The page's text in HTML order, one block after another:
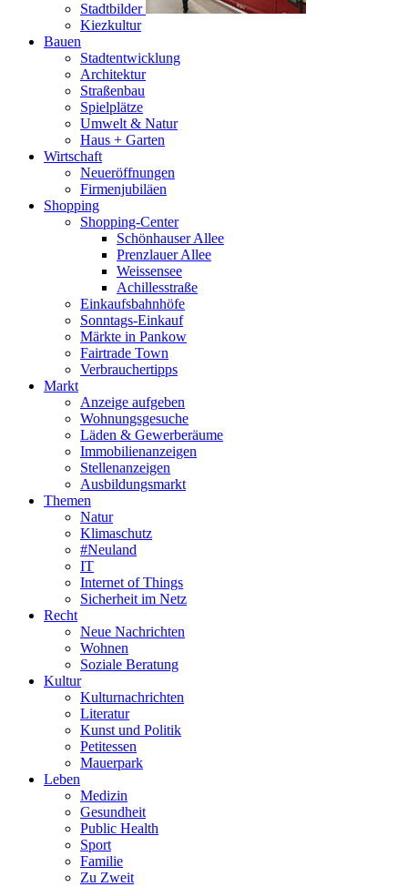
Stadtbilder
Kiezkultur
Bauen
Stadtentwicklung
Architektur
Straßenbau
Spielplätze
Umwelt & Natur
Haus + Garten
Wirtschaft
Neueröffnungen
Firmenjubiläen
Shopping
Shopping-Center
Schönhauser Allee
Prenzlauer Allee
Weissensee
Achillesstraße
Einkaufsbahnhöfe
Sonntags-Einkauf
Märkte in Pankow
Fairtrade Town
Verbrauchertipps
Markt
Anzeige aufgeben
Wohnungsgesuche
Läden & Gewerberäume
Immobilienanzeigen
Stellenanzeigen
Ausbildungsmarkt
Themen
Natur
Klimaschutz
#Neuland
IT
Internet of Things
Sicherheit im Netz
Recht
Neue Nachrichten
Wohnen
Soziale Beratung
Kultur
Kulturnachrichten
Literatur
Kunst und Politik
Petitessen
Mauerpark
Leben
Medizin
Gesundheit
Public Health
Sport
Familie
Zu Zweit